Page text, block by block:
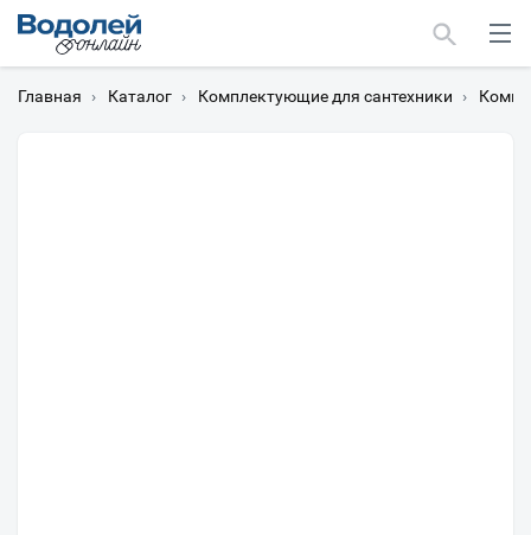
Главная › Каталог › Комплектующие для сантехники ›